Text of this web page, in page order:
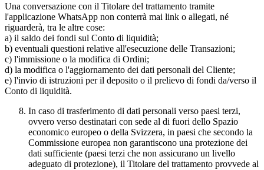
Una conversazione con il Titolare del trattamento tramite
l'applicazione WhatsApp non conterrà mai link o allegati, né
riguarderà, tra le altre cose:
a) il saldo dei fondi sul Conto di liquidità;
b) eventuali questioni relative all'esecuzione delle Transazioni;
c) l'immissione o la modifica di Ordini;
d) la modifica o l'aggiornamento dei dati personali del Cliente;
e) l'invio di istruzioni per il deposito o il prelievo di fondi da/verso il
Conto di liquidità.
In caso di trasferimento di dati personali verso paesi terzi,
ovvero verso destinatari con sede al di fuori dello Spazio
economico europeo o della Svizzera, in paesi che secondo la
Commissione europea non garantiscono una protezione dei
dati sufficiente (paesi terzi che non assicurano un livello
adeguato di protezione), il Titolare del trattamento provvede al